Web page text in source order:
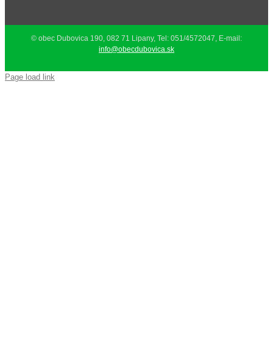
© obec Dubovica 190, 082 71 Lipany, Tel: 051/4572047, E-mail:
info@obecdubovica.sk
Page load link